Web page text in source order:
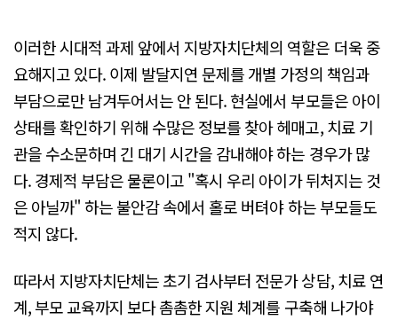
이러한 시대적 과제 앞에서 지방자치단체의 역할은 더욱 중
요해지고 있다. 이제 발달지연 문제를 개별 가정의 책임과
부담으로만 남겨두어서는 안 된다. 현실에서 부모들은 아이
상태를 확인하기 위해 수많은 정보를 찾아 헤매고, 치료 기
관을 수소문하며 긴 대기 시간을 감내해야 하는 경우가 많
다. 경제적 부담은 물론이고 "혹시 우리 아이가 뒤처지는 것
은 아닐까" 하는 불안감 속에서 홀로 버텨야 하는 부모들도
적지 않다.
따라서 지방자치단체는 초기 검사부터 전문가 상담, 치료 연
계, 부모 교육까지 보다 촘촘한 지원 체계를 구축해 나가야